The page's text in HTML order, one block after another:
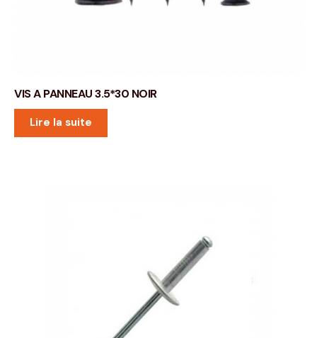
VIS A PANNEAU 3.5*30 NOIR
Lire la suite